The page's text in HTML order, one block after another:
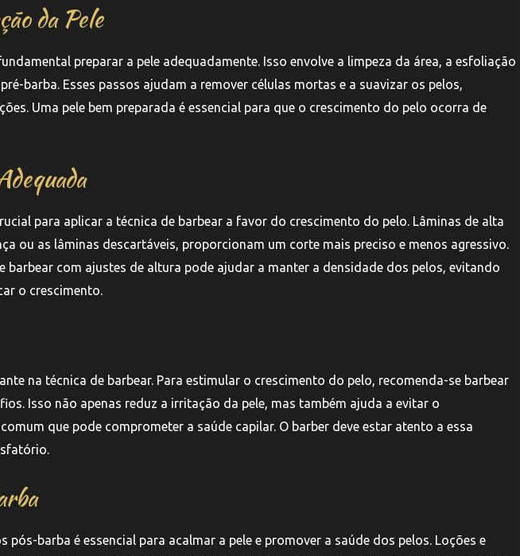
da Pele
preparar a pele adequadamente. Isso envolve a limpeza da área, a esfoliação
barba. Esses passos ajudam a remover células mortas e a suavizar os pelos,
Uma pele bem preparada é essencial para que o crescimento do pelo ocorra de
para aplicar a técnica de barbear a favor do crescimento do pelo. Lâminas de alta
ou as lâminas descartáveis, proporcionam um corte mais preciso e menos agressivo.
barbear com ajustes de altura pode ajudar a manter a densidade dos pelos, evitando
o crescimento.
na técnica de barbear. Para estimular o crescimento do pelo, recomenda-se barbear
Isso não apenas reduz a irritação da pele, mas também ajuda a evitar o
que pode comprometer a saúde capilar. O barber deve estar atento a essa
barba é essencial para acalmar a pele e promover a saúde dos pelos. Loções e